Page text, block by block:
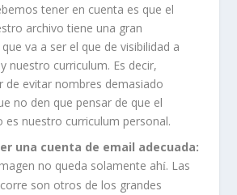
tener en cuenta es que el
archivo tiene una gran
va a ser el que de visibilidad a
nuestro curriculum. Es decir,
de evitar nombres demasiado
no den que pensar de que el
es nuestro curriculum personal.
una cuenta de email adecuada:
no queda solamente ahí. Las
son otros de los grandes